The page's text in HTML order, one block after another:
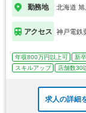
勤務地 北海道 旭
アクセス 神戸電鉄
年収800万円以上可 新
スキルアップ
店舗数30
求人の詳細